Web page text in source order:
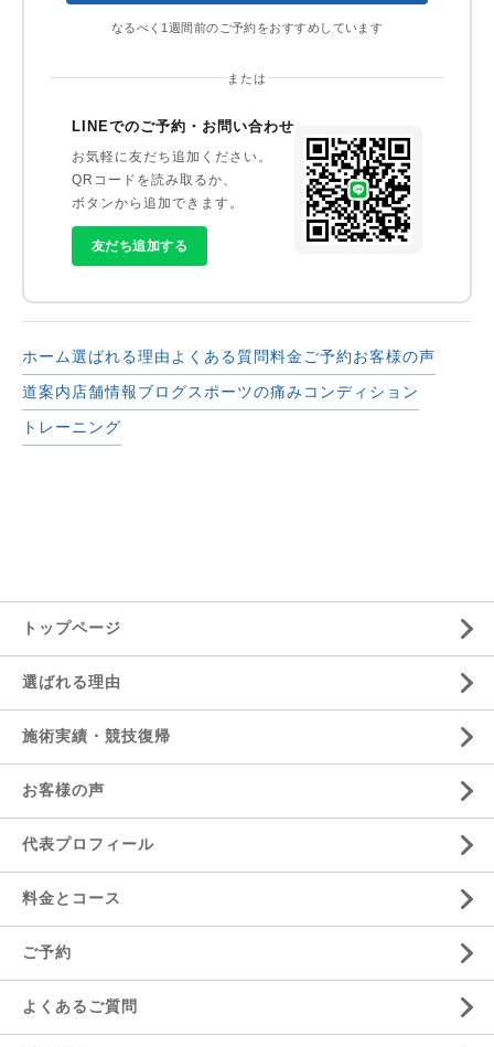
なるべく1週間前のご予約をおすすめしています
または
LINEでのご予約・お問い合わせ
お気軽に友だち追加ください。
QRコードを読み取るか、
ボタンから追加できます。
友だち追加する
ホーム選ばれる理由 よくある質問料金 ご予約お客様の声
道案内 店舗情報ブログスポーツの痛み コンディション
トレーニング
トップページ
選ばれる理由
施術実績・競技復帰
お客様の声
代表プロフィール
料金とコース
ご予約
よくあるご質問